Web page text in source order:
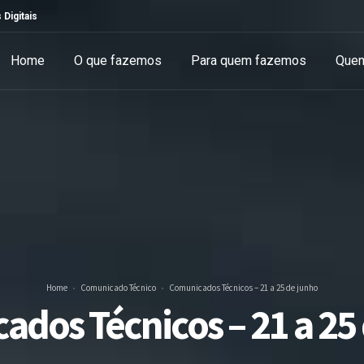
Home O que fazemos Para quem fazemos
Home Comunicado Técnico Comunicados Técnicos – 21 a 25 de junho
Técnicos – 21 a